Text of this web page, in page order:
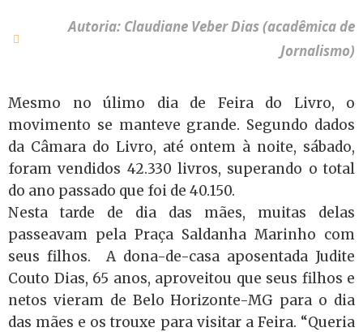
Autoria: Claudiane Veber Dias (acadêmica de
Jornalismo)
Mesmo no úlimo dia de Feira do Livro, o
movimento se manteve grande. Segundo dados
da Câmara do Livro, até ontem à noite, sábado,
foram vendidos 42.330 livros, superando o total
do ano passado que foi de 40.150.
Nesta tarde de dia das mães, muitas delas
passeavam pela Praça Saldanha Marinho com
seus filhos. A dona-de-casa aposentada Judite
Couto Dias, 65 anos, aproveitou que seus filhos e
netos vieram de Belo Horizonte-MG para o dia
das mães e os trouxe para visitar a Feira. “Queria